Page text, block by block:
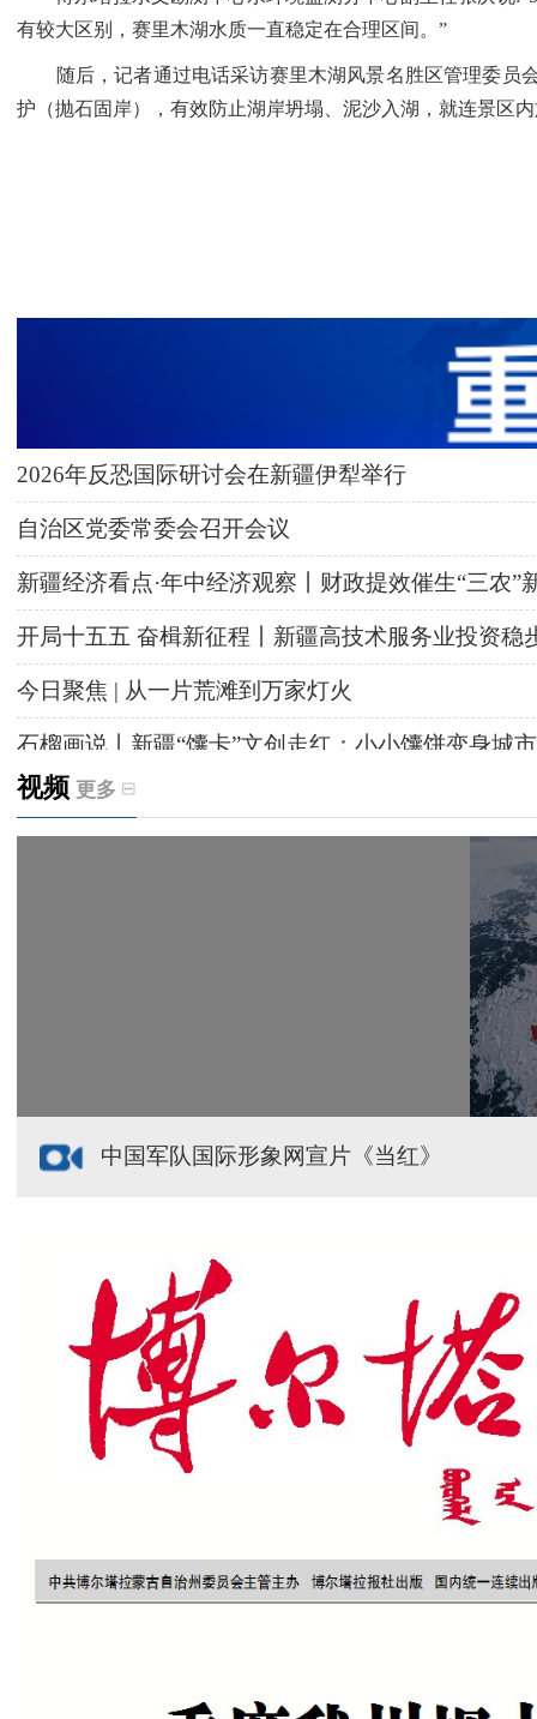
有较大区别，赛里木湖水质一直稳定在合理区间。”
随后，记者通过电话采访赛里木湖风景名胜区管理委员会
护（抛石固岸），有效防止湖岸坍塌、泥沙入湖，就连景区
2026年反恐国际研讨会在新疆伊犁举行
自治区党委常委会召开会议
新疆经济看点·年中经济观察丨财政提效催生“三农”
开局十五五 奋楫新征程丨新疆高技术服务业投资稳
今日聚焦 | 从一片荒滩到万家灯火
石榴画说丨新疆“馕卡”文创走红：小小馕饼变身城
天山观察丨暑期AI研学热，孩子们究竟学到什么
视频 更多
中国军队国际形象网宣片《当红》